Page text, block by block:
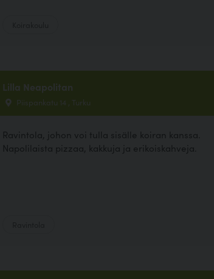
Lilla Neapolitan
Piispankatu 14 , Turku
Ravintola, johon voi tulla sisälle koiran kanssa.
Napolilaista pizzaa, kakkuja ja erikoiskahveja.